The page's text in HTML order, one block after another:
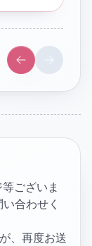
ございま
合わせく
、再度お送